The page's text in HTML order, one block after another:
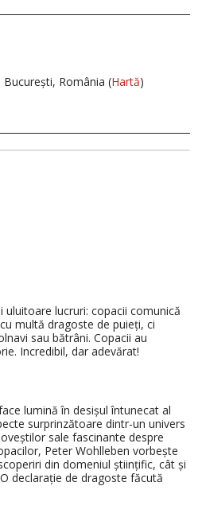
România (Hartă)
uluitoare lucruri: copacii comunică
multă dragoste de puieți, ci
sau bătrâni. Copacii au
Incredibil, dar adevărat!
lumină în desișul întunecat al
surprinzătoare dintr-un univers
sale fascinante despre
Peter Wohlleben vorbește
din domeniul științific, cât și
declarație de dragoste făcută